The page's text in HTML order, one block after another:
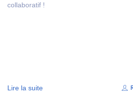
collaboratif !
Lire la suite